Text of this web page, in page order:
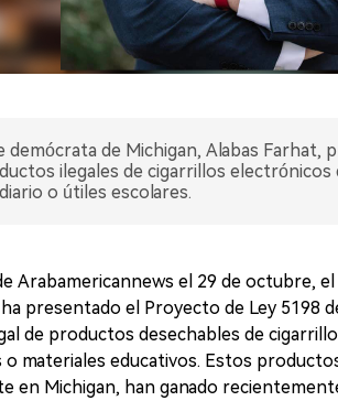
de Michigan, Alabas Farhat,
ilegales de cigarrillos
o útiles escolares.
Arabamericannews el 29 de octubre,
presentado el Proyecto de Ley 5198
de productos desechables de
materiales educativos. Estos
en Michigan, han ganado